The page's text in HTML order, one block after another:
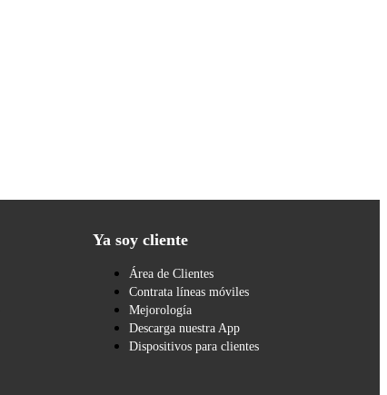
Ya soy cliente
Área de Clientes
Contrata líneas móviles
Mejorología
Descarga nuestra App
Dispositivos para clientes